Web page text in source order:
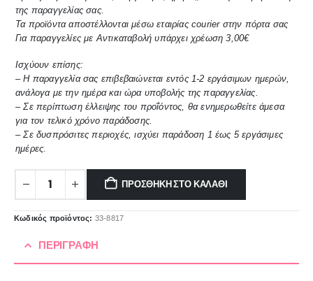
της παραγγελίας σας.
Τα προϊόντα αποστέλλονται μέσω εταιρίας courier στην πόρτα σας
Για παραγγελίες με Αντικαταβολή υπάρχει χρέωση 3,00€
Ισχύουν επίσης:
– Η παραγγελία σας επιβεβαιώνεται εντός 1-2 εργάσιμων ημερών,
ανάλογα με την ημέρα και ώρα υποβολής της παραγγελίας.
– Σε περίπτωση έλλειψης του προΐόντος, θα ενημερωθείτε άμεσα
για τον τελικό χρόνο παράδοσης.
– Σε δυσπρόσιτες περιοχές, ισχύει παράδοση 1 έως 5 εργάσιμες
ημέρες.
ΠΡΟΣΘΉΚΗ ΣΤΟ ΚΑΛΆΘΙ
Κωδικός προϊόντος: 33-8817
ΠΕΡΙΓΡΑΦΉ